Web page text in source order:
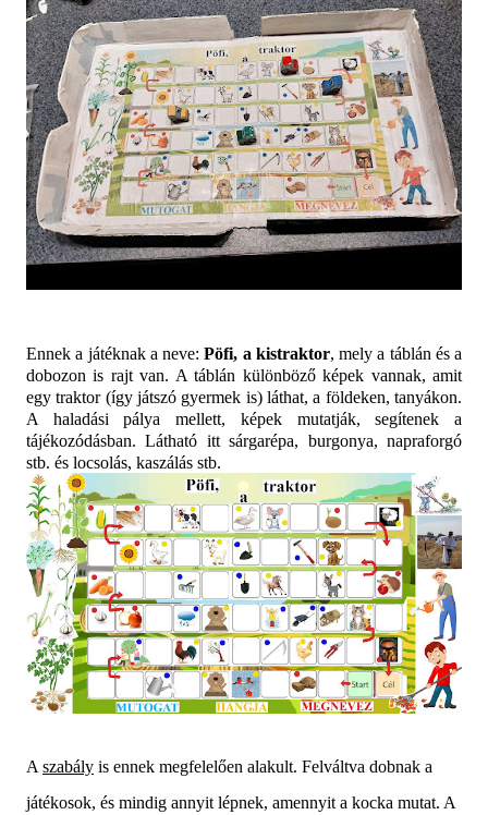
Ennek a játéknak a neve:Pöfi, a kistraktor, mely a táblán és a
dobozon is rajt van. A táblán különböző képek vannak, amit
egy traktor (így játszó gyermek is) láthat, a földeken, tanyákon.
A haladási pálya mellett, képek mutatják, segítenek a
tájékozódásban. Látható itt sárgarépa, burgonya, napraforgó
stb. és locsolás, kaszálás stb.
A szabály is ennek megfelelően alakult. Felváltva dobnak a
játékosok, és mindig annyit lépnek, amennyit a kocka mutat. A